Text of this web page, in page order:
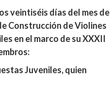
veintiséis días del mes de
Construcción de Violines
en el marco de su XXXII
Juveniles, quien